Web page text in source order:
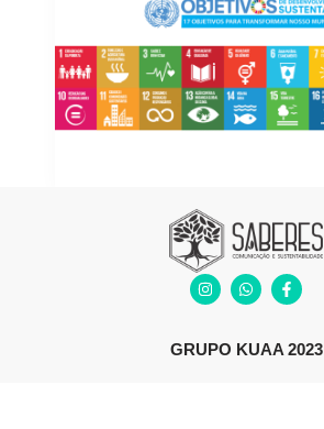
GRUPO KUAA 2023